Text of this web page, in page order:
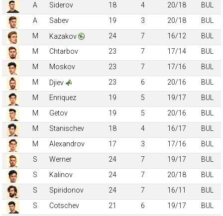
A
Siderov 18 4 20/18
BUL
A
Sabev 19 3 20/18
BUL
M
Kazakov 24 7 16/12
BUL
M
Chtarbov 23 7 17/14
BUL
M
Moskov 23 7 17/16
BUL
M
Djiev 23 6 20/16
BUL
M
Enriquez 19 5 19/17
BUL
M
Getov 19 5 20/16
BUL
M
Stanischev 18 4 16/17
BUL
M
Alexandrov 17 3 17/16
BUL
S
Werner 24 7 19/17
BUL
S
Kalinov 24 7 20/18
BUL
S
Spiridonov 24 7 16/11
BUL
S
Cotschev 21 6 19/17
BUL